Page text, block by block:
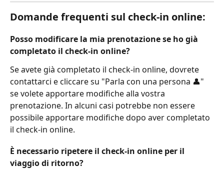
Domande frequenti sul check-in online:
Posso modificare la mia prenotazione se ho già
completato il check-in online?
Se avete già completato il check-in online, dovrete
contattarci e cliccare su "Parla con una persona 👤"
se volete apportare modifiche alla vostra
prenotazione. In alcuni casi potrebbe non essere
possibile apportare modifiche dopo aver completato
il check-in online.
È necessario ripetere il check-in online per il
viaggio di ritorno?